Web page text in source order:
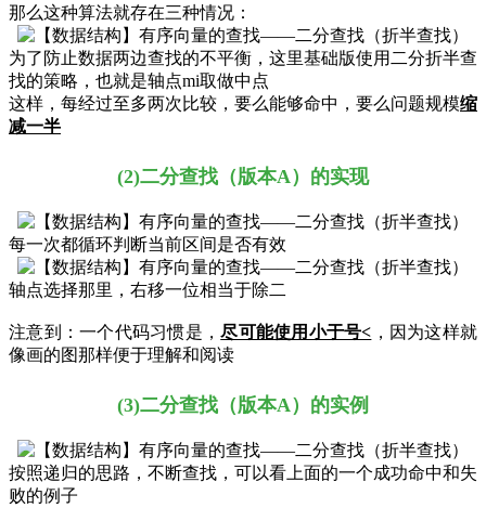
那么这种算法就存在三种情况：
为了防止数据两边查找的不平衡，这里基础版使用二分折半查
找的策略，也就是轴点mi取做中点
这样，每经过至多两次比较，要么能够命中，要么问题规模缩
减一半
(2)二分查找（版本A）的实现
每一次都循环判断当前区间是否有效
轴点选择那里，右移一位相当于除二
注意到：一个代码习惯是，尽可能使用小于号< ，因为这样就
像画的图那样便于理解和阅读
(3)二分查找（版本A）的实例
按照递归的思路，不断查找，可以看上面的一个成功命中和失
败的例子